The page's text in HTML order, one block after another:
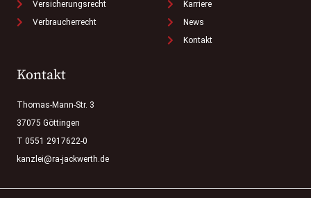
Versicherungsrecht
Verbraucherrecht
Karriere
News
Kontakt
Kontakt
Thomas-Mann-Str. 3
37075 Göttingen
T 0551 2917622-0
kanzlei@ra-jackwerth.de